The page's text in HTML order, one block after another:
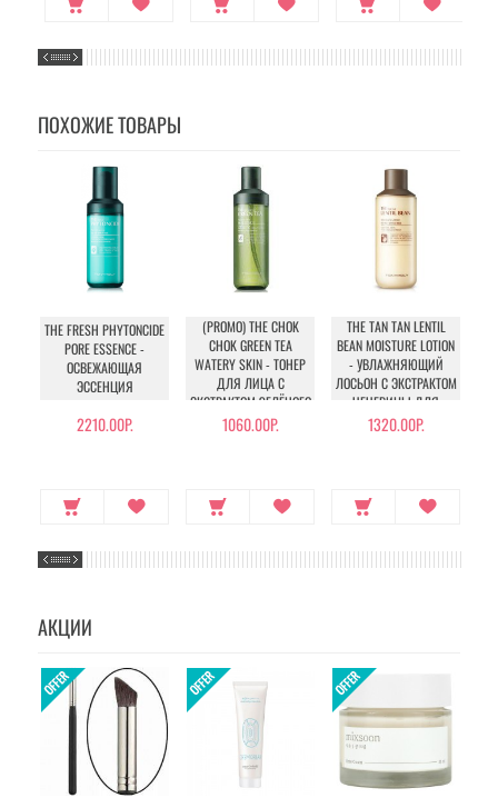
ПОХОЖИЕ ТОВАРЫ
THE FRESH PHYTONCIDE
PORE ESSENCE -
ОСВЕЖАЮЩАЯ
ЭССЕНЦИЯ
2210.00Р.
(PROMO) THE CHOK
CHOK GREEN TEA
WATERY SKIN - ТОНЕР
ДЛЯ ЛИЦА С
ЭКСТРАКТОМ ЗЕЛЁНОГО
ЧАЯ
1060.00Р.
THE TAN TAN LENTIL
BEAN MOISTURE LOTION
- УВЛАЖНЯЮЩИЙ
ЛОСЬОН С ЭКСТРАКТОМ
ЧЕЧЕВИЦЫ ДЛЯ
КОМБИНИРОВАННОЙ И
1320.00Р.
АКЦИИ